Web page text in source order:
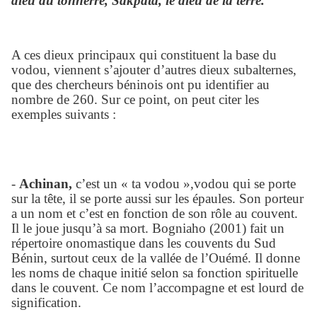
A ces dieux principaux qui constituent la base du
vodou, viennent s’ajouter d’autres dieux subalternes,
que des chercheurs béninois ont pu identifier au
nombre de 260. Sur ce point, on peut citer les
exemples suivants :
- Achinan, c’est un « ta vodou »,vodou qui se porte
sur la tête, il se porte aussi sur les épaules. Son porteur
a un nom et c’est en fonction de son rôle au couvent.
Il le joue jusqu’à sa mort. Bogniaho (2001) fait un
répertoire onomastique dans les couvents du Sud
Bénin, surtout ceux de la vallée de l’Ouémé. Il donne
les noms de chaque initié selon sa fonction spirituelle
dans le couvent. Ce nom l’accompagne et est lourd de
signification.